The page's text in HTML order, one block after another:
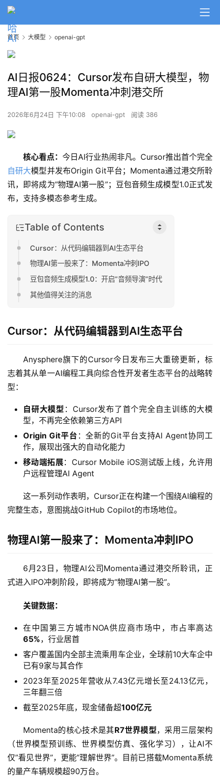
日
报
首页 大模型 openai-gpt
AI日报0624：Cursor发布自研大模型，物
理AI第一股Momenta冲刺港交所
2026年6月24日 下午10:08 openai-gpt 阅读 386
核心看点： 今日AI行业热闹非凡。Cursor推出首个完全
自研大模型并发布Origin Git平台；Momenta通过港交所聆
讯，即将成为”物理AI第一股”；豆包音频生成模型1.0正式发
布，支持多模态参考生成。
Table of Contents
Cursor：从代码编辑器到AI生态平台
物理AI第一股来了：Momenta冲刺IPO
豆包音频生成模型1.0：开启”音频导演”时代
其他值得关注的消息
Cursor：从代码编辑器到AI生态平台
Anysphere旗下的Cursor今日发布三大重磅更新，标
志着其从单一AI编程工具向综合性开发者生态平台的战略转
型：
自研大模型 ：Cursor发布了首个完全自主训练的大模
型，不再完全依赖第三方API
Origin Git平台 ：全新的Git平台支持AI Agent协同工
作，展现出强大的自动化能力
移动端拓展：Cursor Mobile iOS测试版上线，允许用
户远程管理AI Agent
这一系列动作表明，Cursor正在构建一个围绕AI编程的
完整生态，意图挑战GitHub Copilot的市场地位。
物理AI第一股来了：Momenta冲刺IPO
6月23日，物理AI公司Momenta通过港交所聆讯，正
式进入IPO冲刺阶段，即将成为”物理AI第一股”。
关键数据：
在中国第三方城市NOA供应商市场中，市占率高达
65%，行业居首
客户覆盖国内全部主流乘用车企业，全球前10大车企中
已有9家与其合作
2023年至2025年营收从7.43亿元增长至24.13亿元，
三年翻三倍
截至2025年底，现金储备超100亿元
Momenta的核心技术是其R7世界模型，采用三层架构
（世界模型预训练、世界模型仿真、强化学习），让AI不
仅”看见世界”，更能”理解世界”。目前已搭载Momenta系统
的量产车辆规模超90万台。